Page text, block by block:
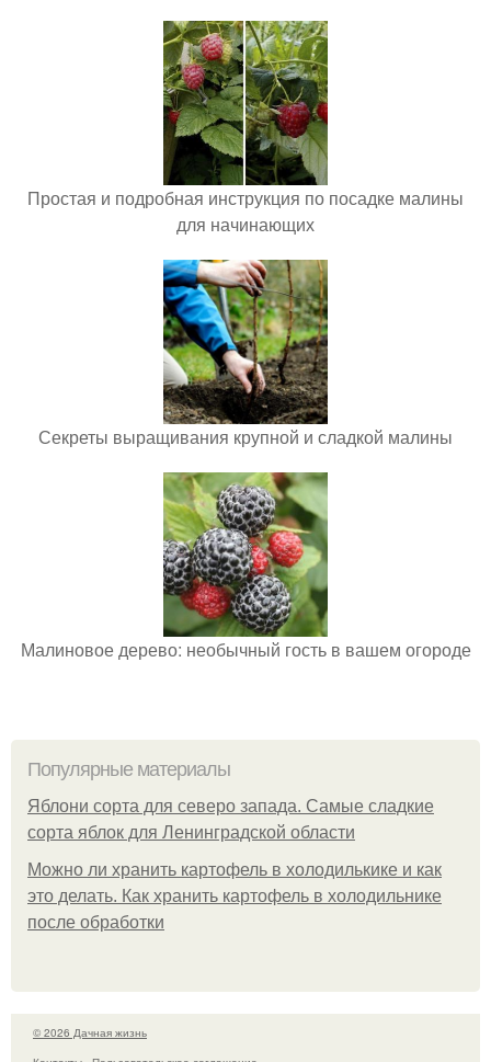
Простая и подробная инструкция по посадке малины
для начинающих
Секреты выращивания крупной и сладкой малины
Малиновое дерево: необычный гость в вашем огороде
Популярные материалы
Яблони сорта для северо запада. Самые сладкие
сорта яблок для Ленинградской области
Можно ли хранить картофель в холодилькике и как
это делать. Как хранить картофель в холодильнике
после обработки
© 2026 Дачная жизнь